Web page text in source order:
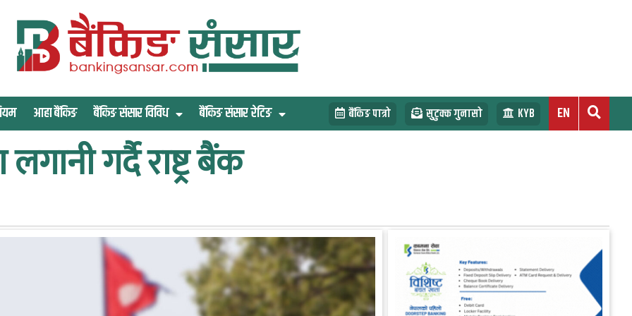
आहा बैंकिङ बैंकिङ संसार विविध बैंकिङ संसार रेटिङ बैंकिङ पात्रो सुटुक्क गुनासो KYB EN
गर्दै राष्ट्र बैंक